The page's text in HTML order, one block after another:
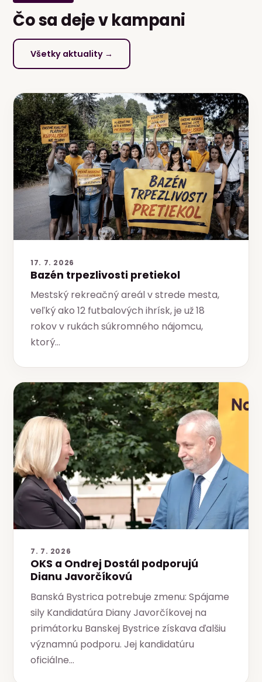
Čo sa deje v kampani
Všetky aktuality →
17. 7. 2026
Bazén trpezlivosti pretiekol
Mestský rekreačný areál v strede mesta,
veľký ako 12 futbalových ihrísk, je už 18
rokov v rukách súkromného nájomcu,
ktorý…
7. 7. 2026
OKS a Ondrej Dostál podporujú
Dianu Javorčíkovú
Banská Bystrica potrebuje zmenu: Spájame
sily Kandidatúra Diany Javorčíkovej na
primátorku Banskej Bystrice získava ďalšiu
významnú podporu. Jej kandidatúru
oficiálne…